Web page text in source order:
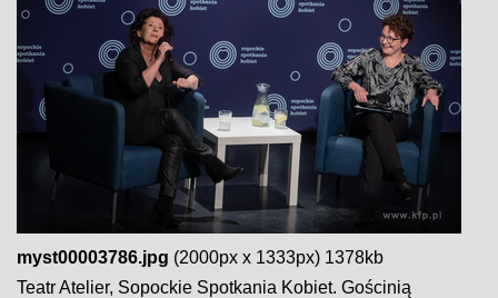
myst00003786.jpg (2000px x 1333px) 1378kb
Teatr Atelier, Sopockie Spotkania Kobiet. Gościnią